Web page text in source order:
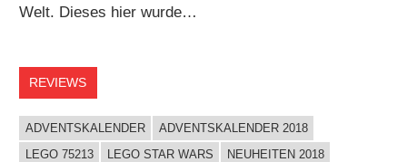
Welt. Dieses hier wurde…
REVIEWS
ADVENTSKALENDER
ADVENTSKALENDER 2018
LEGO 75213
LEGO STAR WARS NEUHEITEN 2018